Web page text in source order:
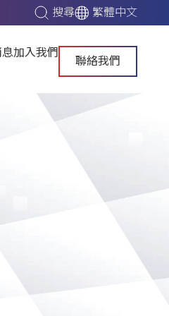
搜尋 繁體中文
加入我們
聯絡我們